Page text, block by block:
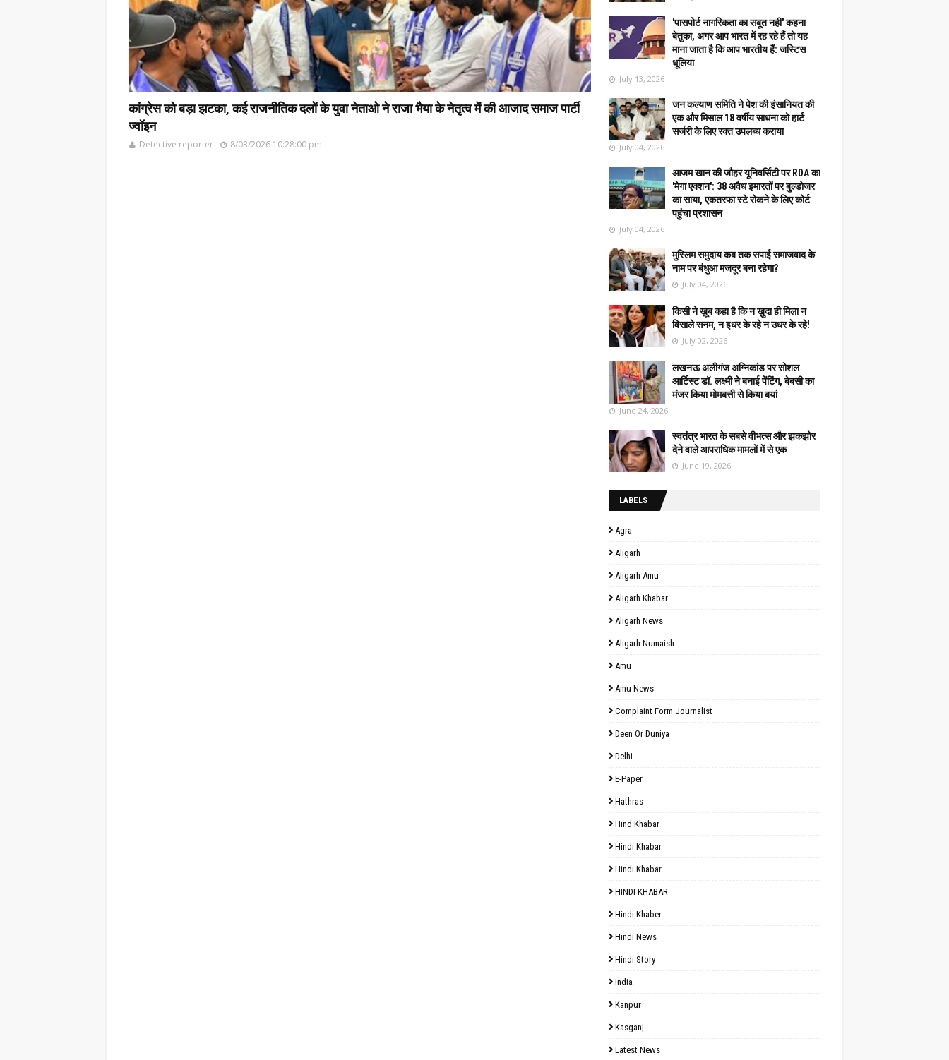
कांग्रेस को बड़ा झटका, कई राजनीतिक दलों के युवा नेताओ ने राजा भैया के नेतृत्व में की आजाद समाज पार्टी
ज्वॉइन
Detective reporter 8/03/2026 10:28:00 pm
'पासपोर्ट नागरिकता का सबूत नहीं' कहना
बेतुका, अगर आप भारत में रह रहे हैं तो यह
माना जाता है कि आप भारतीय हैं: जस्टिस
धूलिया
July 13, 2026
जन कल्याण समिति ने पेश की इंसानियत की
एक और मिसाल 18 वर्षीय साधना को हार्ट
सर्जरी के लिए रक्त उपलब्ध कराया
July 04, 2026
आजम खान की जौहर यूनिवर्सिटी पर RDA का
'मेगा एक्शन': 38 अवैध इमारतों पर बुल्डोजर
का साया, एकतरफा स्टे रोकने के लिए कोर्ट
पहुंचा प्रशासन
July 04, 2026
मुस्लिम समुदाय कब तक सपाई समाजवाद के
नाम पर बंधुआ मजदूर बना रहेगा?
July 04, 2026
किसी ने ख़ूब कहा है कि न ख़ुदा ही मिला न
विसाले सनम, न इधर के रहे न उधर के रहे!
July 02, 2026
लखनऊ अलीगंज अग्निकांड पर सोशल
आर्टिस्ट डॉ. लक्ष्मी ने बनाई पेंटिंग, बेबसी का
मंजर किया मोमबत्ती से किया बयां
June 24, 2026
स्वतंत्र भारत के सबसे वीभत्स और झकझोर
देने वाले आपराधिक मामलों में से एक
June 19, 2026
LABELS
Agra
Aligarh
Aligarh Amu
Aligarh Khabar
Aligarh News
Aligarh Numaish
Amu
Amu News
Complaint Form Journalist
Deen Or Duniya
Delhi
E-Paper
Hathras
Hind Khabar
Hindi Khabar
Hindi Khabar
HINDI KHABAR
Hindi Khaber
Hindi News
Hindi Story
India
Kanpur
Kasganj
Latest News